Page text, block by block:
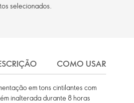
selecionados.
COMO USAR
em tons cintilantes com
inalterada durante 8 horas